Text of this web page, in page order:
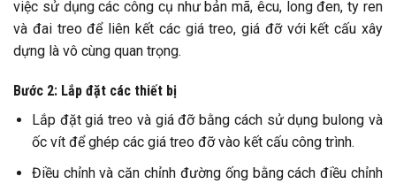
việc sử dụng các công cụ như bản mã, êcu, long đen, ty ren
và đai treo để liên kết các giá treo, giá đỡ với kết cấu xây
dựng là vô cùng quan trọng.
Bước 2: Lắp đặt các thiết bị
Lắp đặt giá treo và giá đỡ bằng cách sử dụng bulong và
ốc vít để ghép các giá treo đỡ vào kết cấu công trình.
Điều chỉnh và căn chỉnh đường ống bằng cách điều chỉnh